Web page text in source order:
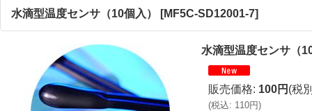
水滴型温度センサ（10個入） [MF5C-SD12001-7]
水滴型温度センサ（
販売価格: 100円 (税
(税込: 110円)